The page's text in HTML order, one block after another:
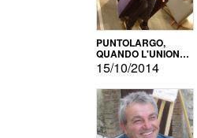
PUNTOLARGO,
QUANDO L'UNIONE
FA LA FORZA E
VINCE
15/10/2014